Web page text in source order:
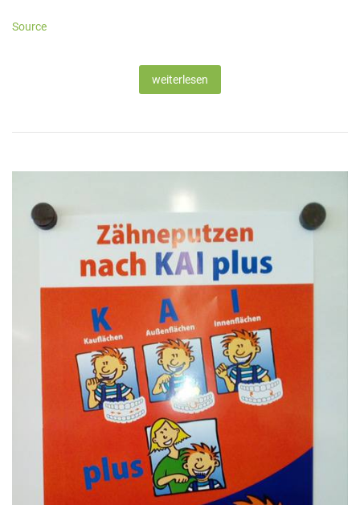
Source
weiterlesen